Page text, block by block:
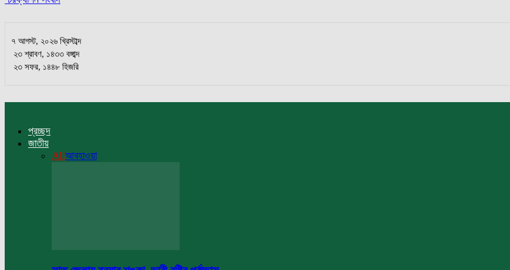
৭ আগস্ট, ২০২৬ খ্রিস্টাব্দ
২৩ শ্রাবণ, ১৪৩৩ বঙ্গাব্দ
২৩ সফর, ১৪৪৮ হিজরি
প্রচ্ছদ
জাতীয়
Allআবহাওয়া